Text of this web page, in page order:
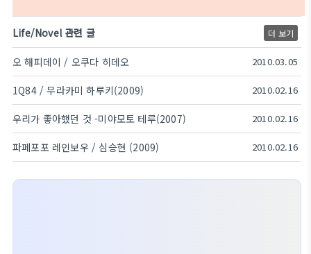
Life/Novel 관련 글 더 보기
오 해피데이 / 오쿠다 히데오 2010.03.05
1Q84 / 무라카미 하루키(2009) 2010.02.16
우리가 좋아했던 것 -미야모토 테루(2007) 2010.02.16
파페포포 레인보우 / 심승현 (2009) 2010.02.16